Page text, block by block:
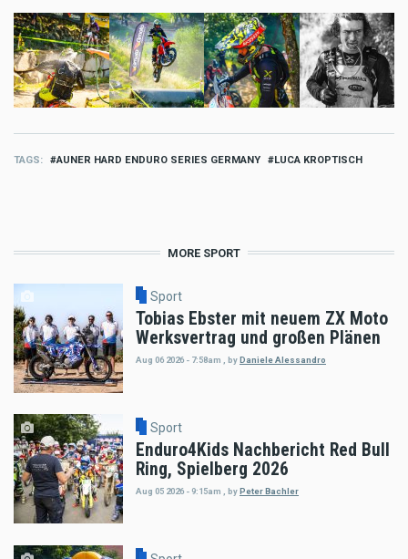
TAGS AUNER HARD ENDURO SERIES GERMANY LUCA KROPTISCH
MORE SPORT
Sport
Tobias Ebster mit neuem ZX Moto
Werksvertrag und großen Plänen
Aug 06 2026 - 7:58am , by Daniele Alessandro
Sport
Enduro4Kids Nachbericht Red Bull
Ring, Spielberg 2026
Aug 05 2026 - 9:15am , byPeter Bachler